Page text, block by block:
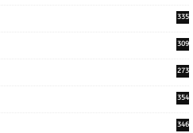
335
309
273
354
346